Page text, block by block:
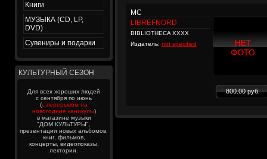
Книги
МУЗЫКА (CD, LP,
DVD)
Сувениры и подарки
КУЛЬТУРНЫЙ СЕЗОН
Для всех хороших людей
с сентября по июнь
(с перерывом на
новогодние каникулы)
в магазине музыки
"ДОМ КУЛЬТУРЫ",
презентации новых альбомов,
книг, фильмов,
концерты, видеопоказы,
лектории.
MC
LIBREFNORD
BIBLIOTHECA XXXX
Издатель: not specified
800.00 руб.